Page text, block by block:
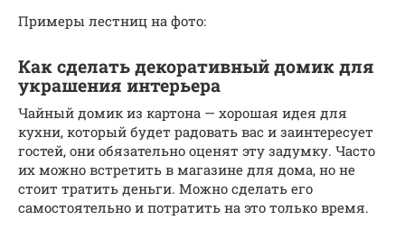
Примеры лестниц на фото:
Как сделать декоративный домик для
украшения интерьера
Чайный домик из картона — хорошая идея для
кухни, который будет радовать вас и заинтересует
гостей, они обязательно оценят эту задумку. Часто
их можно встретить в магазине для дома, но не
стоит тратить деньги. Можно сделать его
самостоятельно и потратить на это только время.